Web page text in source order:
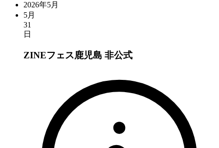
2026年5月
5月
31
日
ZINEフェス鹿児島 非公式